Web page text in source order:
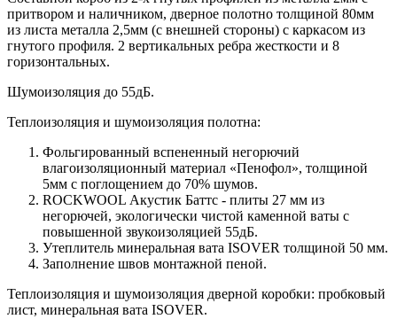
притвором и наличником, дверное полотно толщиной 80мм
из листа металла 2,5мм (с внешней стороны) c каркасом из
гнутого профиля. 2 вертикальных ребра жесткости и 8
горизонтальных.
Шумоизоляция до 55дБ.
Теплоизоляция и шумоизоляция полотна:
Фольгированный вспененный негорючий
влагоизоляционный материал «Пенофол», толщиной
5мм с поглощением до 70% шумов.
ROCKWOOL Акустик Баттс - плиты 27 мм из
негорючей, экологически чистой каменной ваты с
повышенной звукоизоляцией 55дБ.
Утеплитель минеральная вата ISOVER толщиной 50 мм.
Заполнение швов монтажной пеной.
Теплоизоляция и шумоизоляция дверной коробки: пробковый
лист, минеральная вата ISOVER.